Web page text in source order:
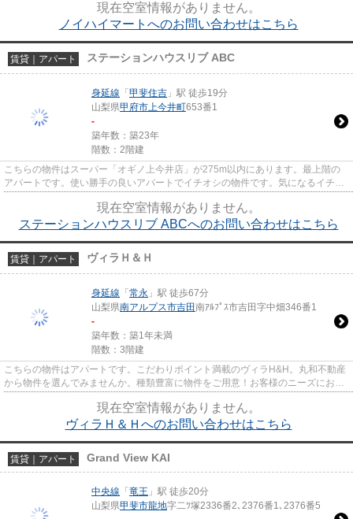
現在空室情報がありません。
ノイハイマートへのお問い合わせはこちら
賃貸｜アパート ステーションハウスリブ ABC
身延線 「 甲斐住吉 」駅 徒歩19分
山梨県甲府市上今井町653番1
-
築年数：築23年
階数：2階建
こちらの物件はスーパー「オギノ上今井店」が275m以内にあります。最上階の
アパートです。使い勝手の良いアパートでイチオシの物件です。気になるイチオ
現在空室情報がありません。
ステーションハウスリブ ABCへのお問い合わせはこちら
賃貸｜アパート ヴィラＨ＆Ｈ
身延線 「 常永 」駅 徒歩67分
山梨県南アルプス市吉田南ｱﾙﾌﾟｽ市吉田字中畑346番1
-
築年数：築1年未満
階数：3階建
こちらの物件はアパートです。こだわりポイント満載のヴィラH&H。丸和不動産
から物件を選んでみませんか。種類豊富に物件をご用意！お客様のニーズにお応
現在空室情報がありません。
ヴィラＨ＆Ｈへのお問い合わせはこちら
賃貸｜アパート Grand View KAI
中央線 「 竜王 」駅 徒歩20分
山梨県甲斐市龍地字二ﾂ塚2336番2､2376番1､2376番5